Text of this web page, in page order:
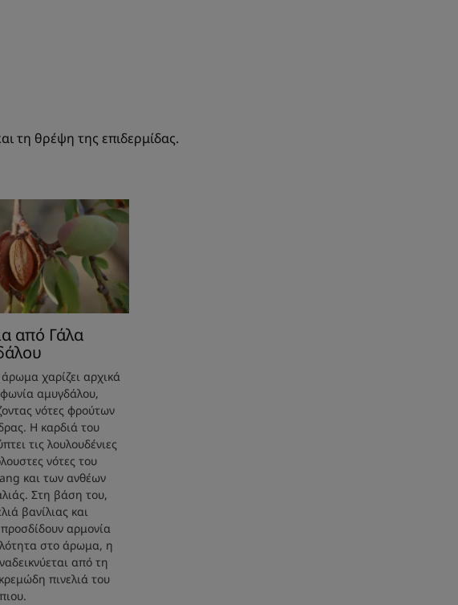
τη θρέψη της επιδερμίδας.
από Γάλα
χαρίζει αρχικά
αμυγδάλου,
νότες φρούτων
Η καρδιά του
τις λουλουδένιες
νότες του
και των ανθέων
Στη βάση του,
βανίλιας και
αρμονία
στο άρωμα, η
από τη
πινελιά του